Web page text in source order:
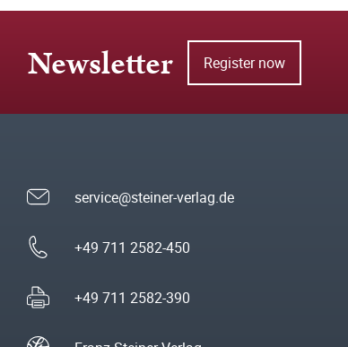
Newsletter Register now
service@steiner-verlag.de
+49 711 2582-450
+49 711 2582-390